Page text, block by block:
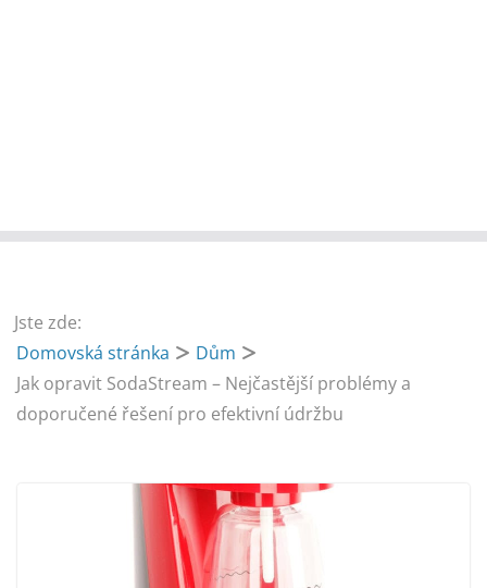
Jste zde:
Domovská stránka
Dům
Jak opravit SodaStream – Nejčastější problémy a
doporučené řešení pro efektivní údržbu